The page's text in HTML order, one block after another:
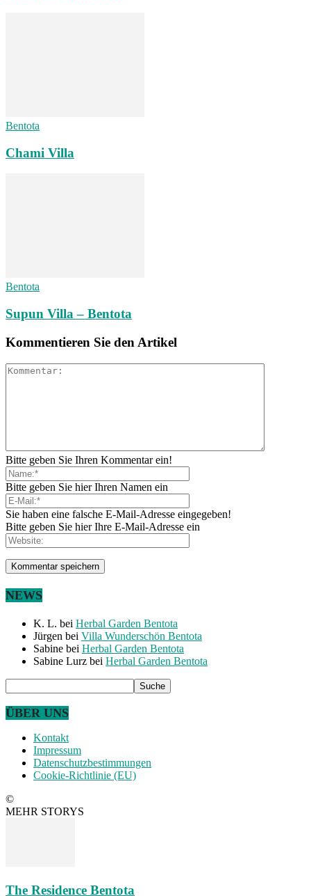
Bentota
Chami Villa
Bentota
Supun Villa – Bentota
Kommentieren Sie den Artikel
Bitte geben Sie Ihren Kommentar ein!
Bitte geben Sie hier Ihren Namen ein
Sie haben eine falsche E-Mail-Adresse eingegeben!
Bitte geben Sie hier Ihre E-Mail-Adresse ein
NEWS
K. L. bei Herbal Garden Bentota
Jürgen bei Villa Wunderschön Bentota
Sabine bei Herbal Garden Bentota
Sabine Lurz bei Herbal Garden Bentota
ÜBER UNS
Kontakt
Impressum
Datenschutzbestimmungen
Cookie-Richtlinie (EU)
©
MEHR STORYS
The Residence Bentota